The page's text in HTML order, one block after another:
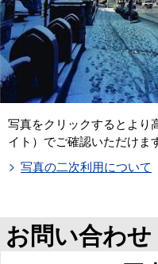
写真をクリックするとより
イト）でご確認いただけま
写真の二次利用について
お問い合わせ